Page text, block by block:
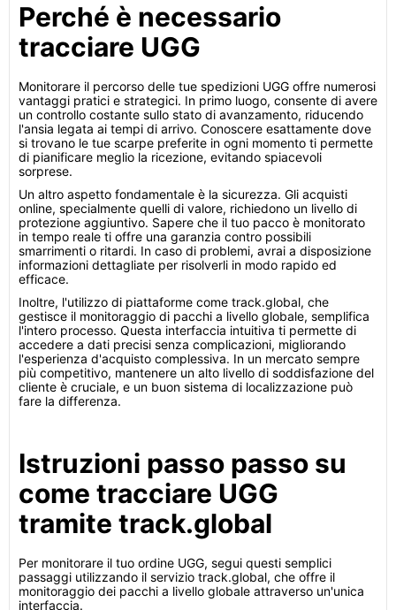
Perché è necessario
tracciare UGG
Monitorare il percorso delle tue spedizioni UGG offre numerosi
vantaggi pratici e strategici. In primo luogo, consente di avere
un controllo costante sullo stato di avanzamento, riducendo
l'ansia legata ai tempi di arrivo. Conoscere esattamente dove
si trovano le tue scarpe preferite in ogni momento ti permette
di pianificare meglio la ricezione, evitando spiacevoli
sorprese.
Un altro aspetto fondamentale è la sicurezza. Gli acquisti
online, specialmente quelli di valore, richiedono un livello di
protezione aggiuntivo. Sapere che il tuo pacco è monitorato
in tempo reale ti offre una garanzia contro possibili
smarrimenti o ritardi. In caso di problemi, avrai a disposizione
informazioni dettagliate per risolverli in modo rapido ed
efficace.
Inoltre, l'utilizzo di piattaforme come track.global, che
gestisce il monitoraggio di pacchi a livello globale, semplifica
l'intero processo. Questa interfaccia intuitiva ti permette di
accedere a dati precisi senza complicazioni, migliorando
l'esperienza d'acquisto complessiva. In un mercato sempre
più competitivo, mantenere un alto livello di soddisfazione del
cliente è cruciale, e un buon sistema di localizzazione può
fare la differenza.
Istruzioni passo passo su
come tracciare UGG
tramite track.global
Per monitorare il tuo ordine UGG, segui questi semplici
passaggi utilizzando il servizio track.global, che offre il
monitoraggio dei pacchi a livello globale attraverso un'unica
interfaccia.